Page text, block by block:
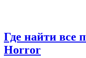
Где найти все
Horror